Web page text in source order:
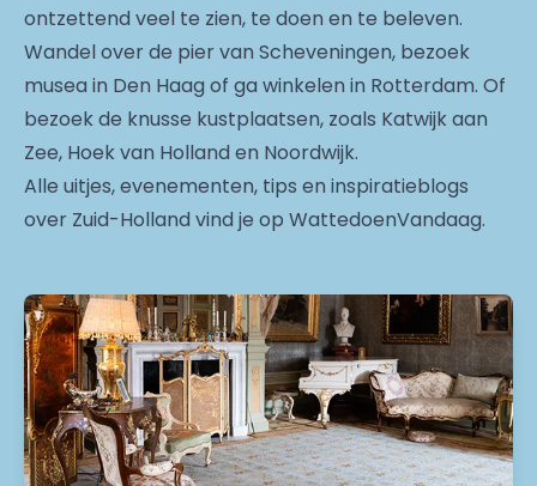
ontzettend veel te zien, te doen en te beleven.
Wandel over de pier van Scheveningen, bezoek
musea in Den Haag of ga winkelen in Rotterdam. Of
bezoek de knusse kustplaatsen, zoals Katwijk aan
Zee, Hoek van Holland en Noordwijk.
Alle uitjes, evenementen, tips en inspiratieblogs
over Zuid-Holland vind je op WattedoenVandaag.